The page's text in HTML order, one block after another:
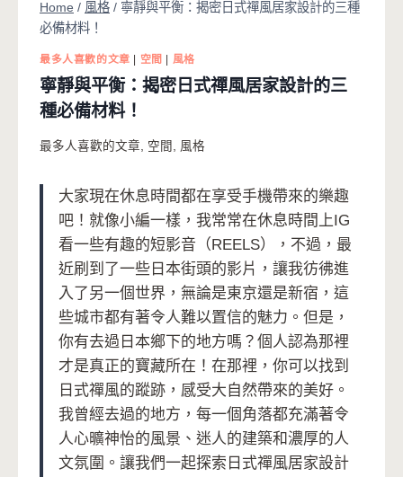
Home / 風格 / 寧靜與平衡：揭密日式禪風居家設計的三種
必備材料！
最多人喜歡的文章 空間 風格
寧靜與平衡：揭密日式禪風居家設計的三
種必備材料！
最多人喜歡的文章 空間 風格
大家現在休息時間都在享受手機帶來的樂趣
吧！就像小編一樣，我常常在休息時間上IG
看一些有趣的短影音（REELS），不過，最
近刷到了一些日本街頭的影片，讓我彷彿進
入了另一個世界，無論是東京還是新宿，這
些城市都有著令人難以置信的魅力。但是，
你有去過日本鄉下的地方嗎？個人認為那裡
才是真正的寶藏所在！在那裡，你可以找到
日式禪風的蹤跡，感受大自然帶來的美好。
我曾經去過的地方，每一個角落都充滿著令
人心曠神怡的風景、迷人的建築和濃厚的人
文氛圍。讓我們一起探索日式禪風居家設計